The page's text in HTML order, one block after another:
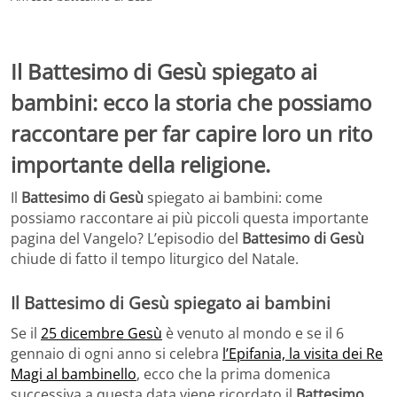
Il Battesimo di Gesù spiegato ai
bambini: ecco la storia che possiamo
raccontare per far capire loro un rito
importante della religione.
Il Battesimo di Gesù spiegato ai bambini: come
possiamo raccontare ai più piccoli questa importante
pagina del Vangelo? L’episodio del Battesimo di Gesù
chiude di fatto il tempo liturgico del Natale.
Il Battesimo di Gesù spiegato ai bambini
Se il 25 dicembre Gesù è venuto al mondo e se il 6
gennaio di ogni anno si celebra l’Epifania, la visita dei Re
Magi al bambinello, ecco che la prima domenica